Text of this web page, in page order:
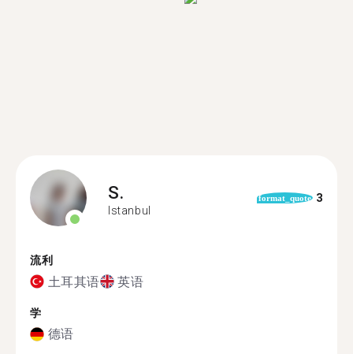
S.
Istanbul
format_quote 3
流利
土耳其语 英语
学
德语